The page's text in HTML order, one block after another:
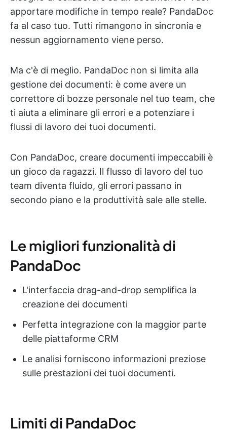
apportare modifiche in tempo reale? PandaDoc
fa al caso tuo. Tutti rimangono in sincronia e
nessun aggiornamento viene perso.
Ma c'è di meglio. PandaDoc non si limita alla
gestione dei documenti: è come avere un
correttore di bozze personale nel tuo team, che
ti aiuta a eliminare gli errori e a potenziare i
flussi di lavoro dei tuoi documenti.
Con PandaDoc, creare documenti impeccabili è
un gioco da ragazzi. Il flusso di lavoro del tuo
team diventa fluido, gli errori passano in
secondo piano e la produttività sale alle stelle.
Le migliori funzionalità di
PandaDoc
L'interfaccia drag-and-drop semplifica la
creazione dei documenti
Perfetta integrazione con la maggior parte
delle piattaforme CRM
Le analisi forniscono informazioni preziose
sulle prestazioni dei tuoi documenti.
Limiti di PandaDoc